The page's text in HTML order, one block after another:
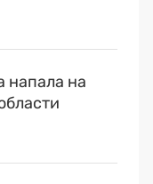
напала на